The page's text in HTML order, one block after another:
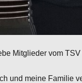
Mitglieder vom
und meine Familie